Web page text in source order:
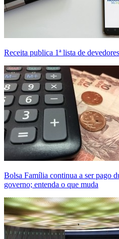
Receita publica 1ª lista de
Bolsa Família continua a ser pago
governo; entenda o que muda